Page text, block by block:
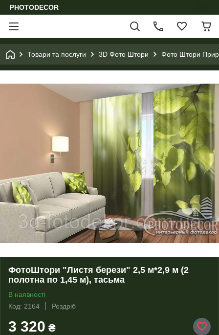
PHOTODECOR
Товари та послуги 3D Фото Штори Фото Штори
ФотоШтори "Листя берези" 2,5 м*2,9 м (2
полотна по 1,45 м), тасьма
В наявності
Код: 2164
Роздріб
3 320 ₴